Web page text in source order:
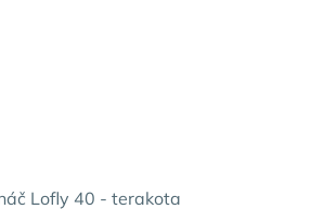
Lofly 40 - terakota